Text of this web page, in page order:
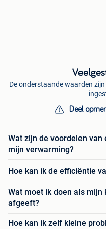
De onderstaande waarden
Deel
Wat zijn de voordelen
mijn verwarming?
Hoe kan ik de efficiëntie
Wat moet ik doen als
afgeeft?
Hoe kan ik zelf kleine